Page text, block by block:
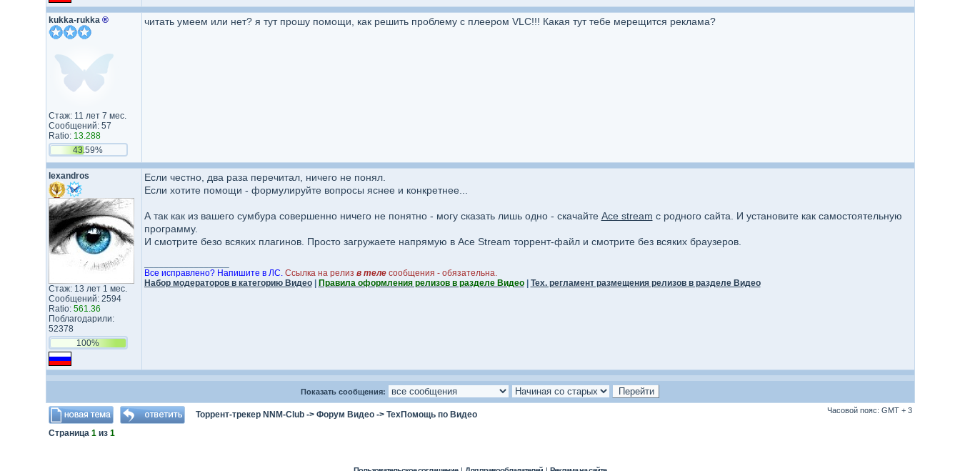
kukka-rukka ®
Стаж: 11 лет 7 мес.
Сообщений: 57
Ratio: 13.288
43.59%
читать умеем или нет? я тут прошу помощи, как решить проблему с плеером VLC!!! Какая тут тебе мерещится реклама?
lexandros
Стаж: 13 лет 1 мес.
Сообщений: 2594
Ratio: 561.36
Поблагодарили:
52378
100%
Если честно, два раза перечитал, ничего не понял.
Если хотите помощи - формулируйте вопросы яснее и конкретнее...
А так как из вашего сумбура совершенно ничего не понятно - могу сказать лишь одно - скачайте Ace stream с родного сайта. И установите как самостоятельную
программу.
И смотрите безо всяких плагинов. Просто загружаете напрямую в Ace Stream торрент-файл и смотрите без всяких браузеров.
Все исправлено? Напишите в ЛС. Ссылка на релиз в телесообщения - обязательна.
Набор модераторов в категорию Видео| Правила оформления релизов в разделе Видео| Тех. регламент размещения релизов в разделе Видео
Показать сообщения:
Торрент-трекер NNM-Club-> Форум Видео-> ТехПомощь по Видео Часовой пояс: GMT + 3
Страница 1из 1